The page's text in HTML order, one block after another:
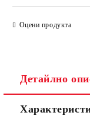
Оцени продукта
Детайлно